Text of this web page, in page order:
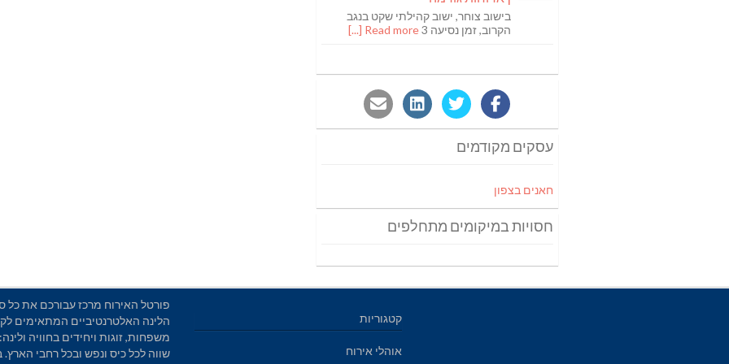
בישוב צוחר, ישוב קהילתי שקט בנגב
הקרוב, זמן נסיעה 3
Read more [...]
עסקים מקודמים
חאנים בצפון
חסויות במיקומים מתחלפים
פורטל האירוח מרכז עבורכם את כל
הלינה האלטרנטיביים המתאימים
משפחות, זוגות ויחידים בחוויה
שווה לכל כיס ונפש ובכל רחבי הארץ.
קטגוריות
אוהלי אירוח